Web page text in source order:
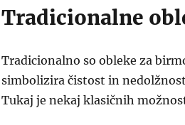
Tradicionalne
Tradicionalno so obleke za
simbolizira čistost in
Tukaj je nekaj klasičnih